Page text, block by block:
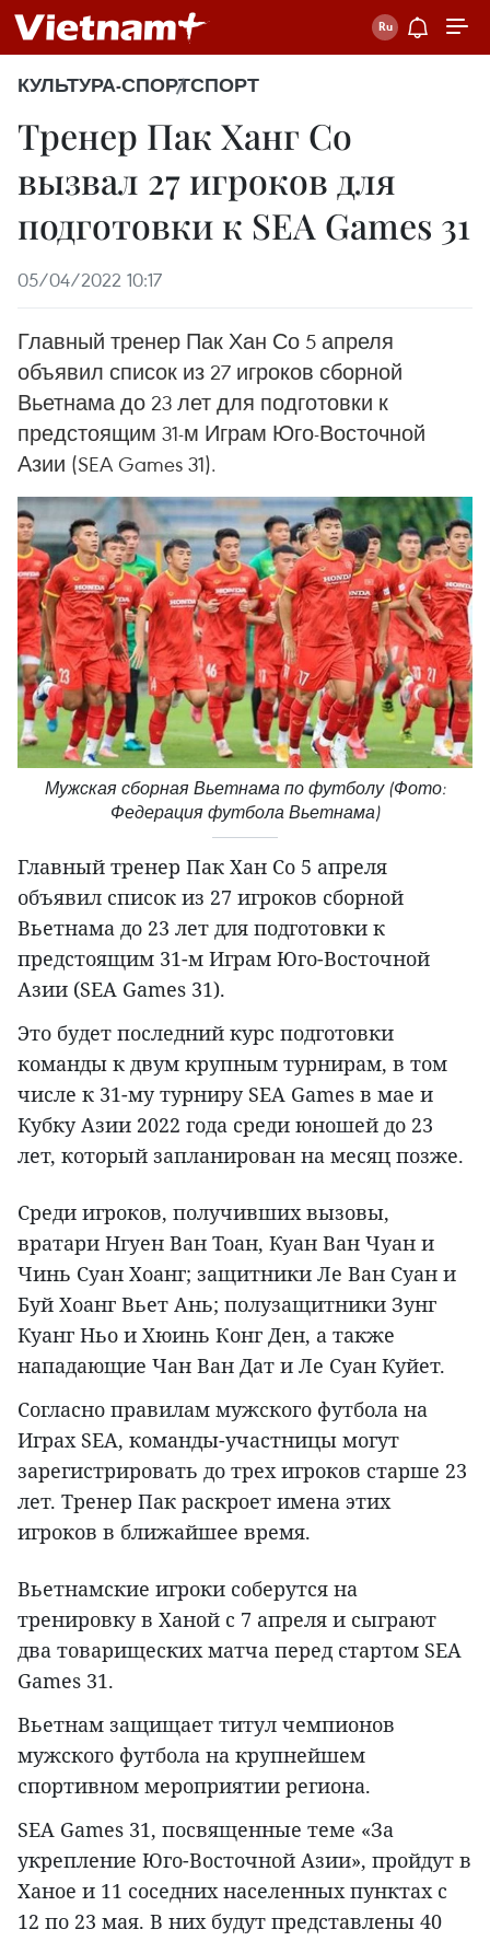
КУЛЬТУРА-СПОРТСПОРТ
Тренер Пак Ханг Со
вызвал 27 игроков для
подготовки к SEA Games 31
05/04/2022 10:17
Главный тренер Пак Хан Со 5 апреля
объявил список из 27 игроков сборной
Вьетнама до 23 лет для подготовки к
предстоящим 31-м Играм Юго-Восточной
Азии (SEA Games 31).
Мужская сборная Вьетнама по футболу (Фото:
Федерация футбола Вьетнама)
Главный тренер Пак Хан Со 5 апреля
объявил список из 27 игроков сборной
Вьетнама до 23 лет для подготовки к
предстоящим 31-м Играм Юго-Восточной
Азии (SEA Games 31).
Это будет последний курс подготовки
команды к двум крупным турнирам, в том
числе к 31-му турниру SEA Games в мае и
Кубку Азии 2022 года среди юношей до 23
лет, который запланирован на месяц позже.
Среди игроков, получивших вызовы,
вратари Нгуен Ван Тоан, Куан Ван Чуан и
Чинь Суан Хоанг; защитники Ле Ван Суан и
Буй Хоанг Вьет Ань; полузащитники Зунг
Куанг Ньо и Хюинь Конг Ден, а также
нападающие Чан Ван Дат и Ле Суан Куйет.
Согласно правилам мужского футбола на
Играх SEA, команды-участницы могут
зарегистрировать до трех игроков старше 23
лет. Тренер Пак раскроет имена этих
игроков в ближайшее время.
Вьетнамские игроки соберутся на
тренировку в Ханой с 7 апреля и сыграют
два товарищеских матча перед стартом SEA
Games 31.
Вьетнам защищает титул чемпионов
мужского футбола на крупнейшем
спортивном мероприятии региона.
SEA Games 31, посвященные теме «За
укрепление Юго-Восточной Азии», пройдут в
Ханое и 11 соседних населенных пунктах с
12 по 23 мая. В них будут представлены 40